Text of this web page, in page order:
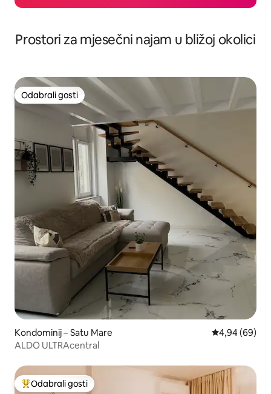
Prostori za mjesečni najam u bližoj okolici
Odabrali gosti
Odabrali gosti
Kondominij – Satu Mare Prosječna
4,94 (69)
ALDO ULTRAcentral
Među najviše rangiranima s oznakom „Odabrali gosti”
Odabrali gosti